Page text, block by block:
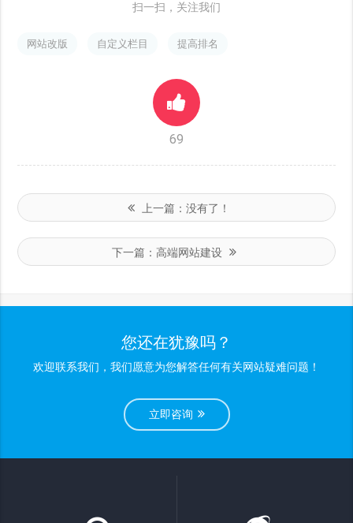
扫一扫，关注我们
网站改版 自定义栏目 提高排名
69
上一篇： 没有了！
下一篇：高端网站建设
您还在犹豫吗？
欢迎联系我们，我们愿意为您解答任何有关网站疑难问题！
立即咨询